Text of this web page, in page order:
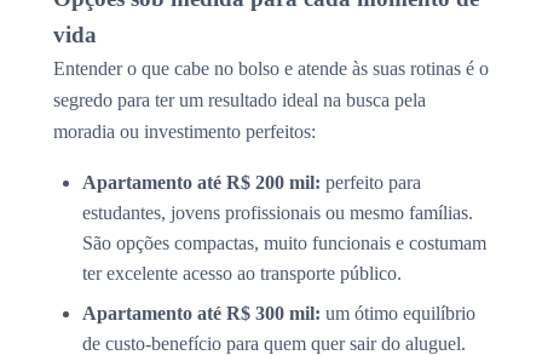
vida
Entender o que cabe no bolso e atende às suas rotinas é o
segredo para ter um resultado ideal na busca pela
moradia ou investimento perfeitos:
Apartamento até R$ 200 mil: perfeito para
estudantes, jovens profissionais ou mesmo famílias.
São opções compactas, muito funcionais e costumam
ter excelente acesso ao transporte público.
Apartamento até R$ 300 mil: um ótimo equilíbrio
de custo-benefício para quem quer sair do aluguel.